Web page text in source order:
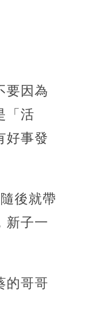
要因為
「活
好事發
後就帶
新子一
的哥哥